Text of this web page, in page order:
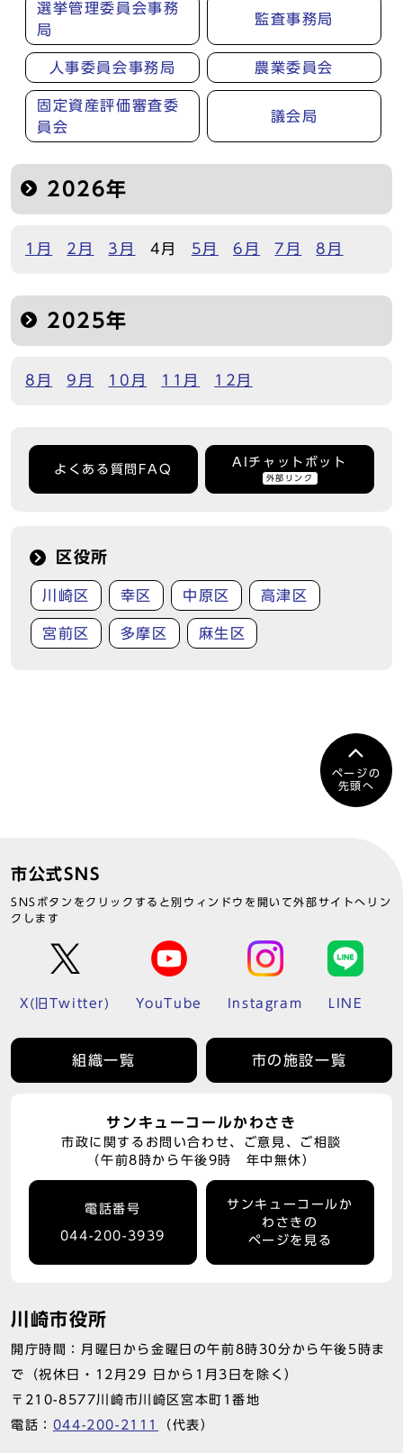
選挙管理委員会事務
局
監査事務局
人事委員会事務局 農業委員会
固定資産評価審査委
員会
議会局
2026年
1月 2月 3月 4月 5月 6月 7月 8月
2025年
8月 9月 10月 11月 12月
よくある質問FAQ
AIチャットボット
外部リンク
区役所
川崎区 幸区 中原区 高津区
宮前区 多摩区 麻生区
ページの
先頭へ
市公式SNS
SNSボタンをクリックすると別ウィンドウを開いて外部サイトへリン
クします
X(旧Twitter) YouTube Instagram LINE
組織一覧 市の施設一覧
サンキューコールかわさき
市政に関するお問い合わせ、ご意見、ご相談
（午前8時から午後9時 年中無休）
電話番号
044-200-3939
サンキューコールか
わさきの
ページを見る
川崎市役所
開庁時間：月曜日から金曜日の午前8時30分から午後5時ま
で（祝休日・12月29 日から1月3日を除く）
〒210-8577川崎市川崎区宮本町1番地
電話： 044-200-2111 （代表）